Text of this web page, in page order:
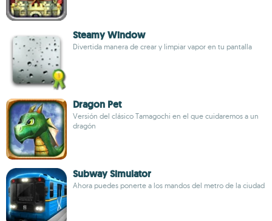
Steamy Window
Divertida manera de crear y limpiar vapor en tu pantalla
Dragon Pet
Versión del clásico Tamagochi en el que cuidaremos a un
dragón
Subway Simulator
Ahora puedes ponerte a los mandos del metro de la ciudad